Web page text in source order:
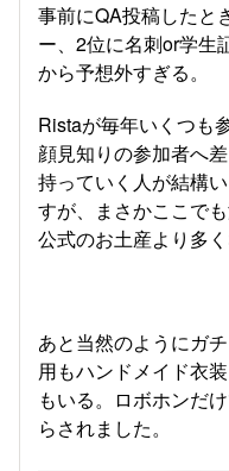
事前にQA投稿したと
ー、2位に名刺or学生
から予想外すぎる。
Ristaが毎年いくつも
顔見知りの参加者へ
持っていく人が結構
すが、まさかここで
公式のお土産より多く
あと当然のようにガ
用もハンドメイド衣
もいる。ロボホンだ
らされました。